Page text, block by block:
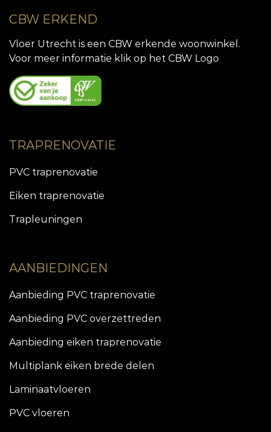
CBW ERKEND
Vloer Utrecht is een CBW erkende woonwinkel.
Voor meer informatie klik op het CBW Logo
TRAPRENOVATIE
PVC traprenovatie
Eiken traprenovatie
Trapleuningen
AANBIEDINGEN
Aanbieding PVC traprenovatie
Aanbieding PVC overzettreden
Aanbieding eiken traprenovatie
Multiplank eiken brede delen
Laminaatvloeren
PVC vloeren